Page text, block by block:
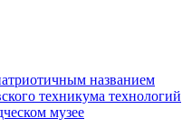
названием
техникума технологий
музее